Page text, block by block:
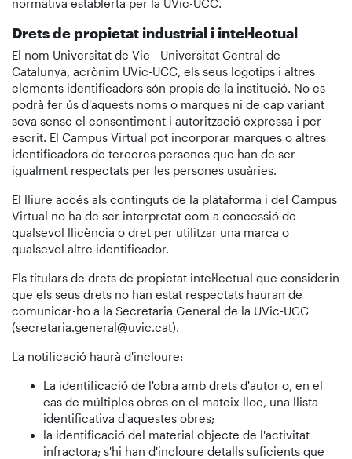
normativa establerta per la UVic-UCC.
Drets de propietat industrial i intel·lectual
El nom Universitat de Vic - Universitat Central de
Catalunya, acrònim UVic-UCC, els seus logotips i altres
elements identificadors són propis de la institució. No es
podrà fer ús d'aquests noms o marques ni de cap variant
seva sense el consentiment i autorització expressa i per
escrit. El Campus Virtual pot incorporar marques o altres
identificadors de terceres persones que han de ser
igualment respectats per les persones usuàries.
El lliure accés als continguts de la plataforma i del Campus
Virtual no ha de ser interpretat com a concessió de
qualsevol llicència o dret per utilitzar una marca o
qualsevol altre identificador.
Els titulars de drets de propietat intel·lectual que considerin
que els seus drets no han estat respectats hauran de
comunicar-ho a la Secretaria General de la UVic-UCC
(secretaria.general@uvic.cat).
La notificació haurà d'incloure:
La identificació de l'obra amb drets d'autor o, en el
cas de múltiples obres en el mateix lloc, una llista
identificativa d'aquestes obres;
la identificació del material objecte de l'activitat
infractora; s'hi han d'incloure detalls suficients que